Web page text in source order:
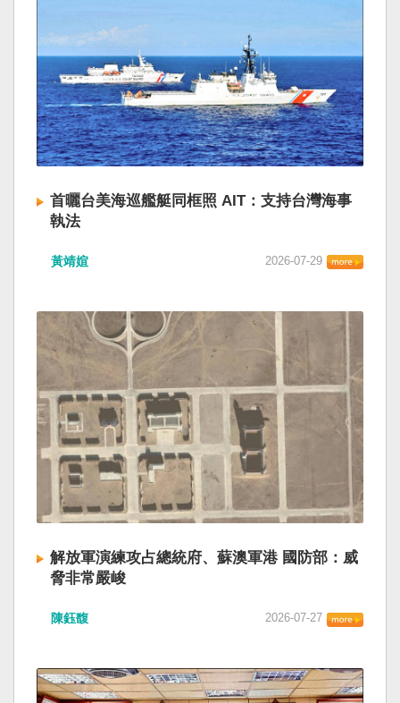
首曬台美海巡艦艇同框照 AIT：支持台灣海事
執法
黃靖媗 2026-07-29
解放軍演練攻占總統府、蘇澳軍港 國防部：威
脅非常嚴峻
陳鈺馥 2026-07-27